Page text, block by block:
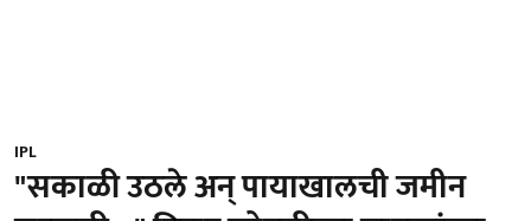
IPL
"सकाळी उठले अन् पायाखालची जमीन